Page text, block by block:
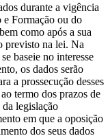
durante a vigência
Formação ou do
como após a sua
previsto na lei. Na
baseie no interesse
os dados serão
a prossecução desses
termo dos prazos de
legislação
em que a oposição
dos seus dados